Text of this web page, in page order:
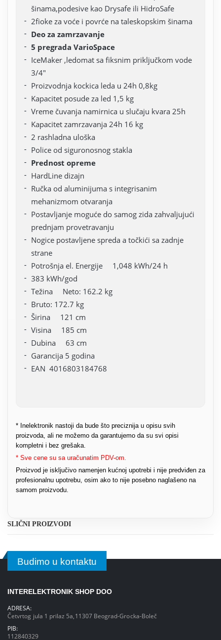
šinama,podesive kao Drysafe ili HidroSafe
2fioke za voće i povrće na taleskopskim šinama
Deo za zamrzavanje
5 pregrada VarioSpace
IceMaker ,ledomat sa fiksnim priključkom vode
3/4"
Proizvodnja kockica leda u 24h 0,8kg
Kapacitet posude za led 1,5 kg
Vreme čuvanja namirnica u slučaju kvara 25h
Kapacitet zamrzavanja 24h 16 kg
2 rashladna uloška
Police od siguronosnog stakla
Prednost opreme
HardLine dizajn
Ručka od aluminijuma s integrisanim
mehanizmom otvaranja
Postavljanje moguće do samog zida zahvaljujući
prednjam provetravanju
Nogice postavljene spreda a točkići sa zadnje
strane
Potrošnja el. Energije 1,048 kWh/24 h
383 kWh/god
Težina Neto: 162.2 kg
Bruto: 172.7 kg
Širina 121 cm
Visina 185 cm
Dubina 63 cm
Garancija 5 godina
EAN 4016803184768
* Inelektronik nastoji da bude što preciznija u opisu svih
proizvoda, ali ne možemo da garantujemo da su svi opisi
kompletni i bez grešaka.
* Sve cene su sa uračunatim PDV-om.
Proizvod je isključivo namenjen kućnoj upotrebi i nije predviđen za
profesionalnu upotrebu, osim ako to nije posebno naglašeno na
samom proizvodu.
SLIČNI PROIZVODI
Budimo u kontaktu
INTERELEKTRONIK SHOP DOO
ADRESA:
Četvrtog jula 1 prilaz 5a,11307 Beograd-Grocka-Boleč
PIB:
112840329